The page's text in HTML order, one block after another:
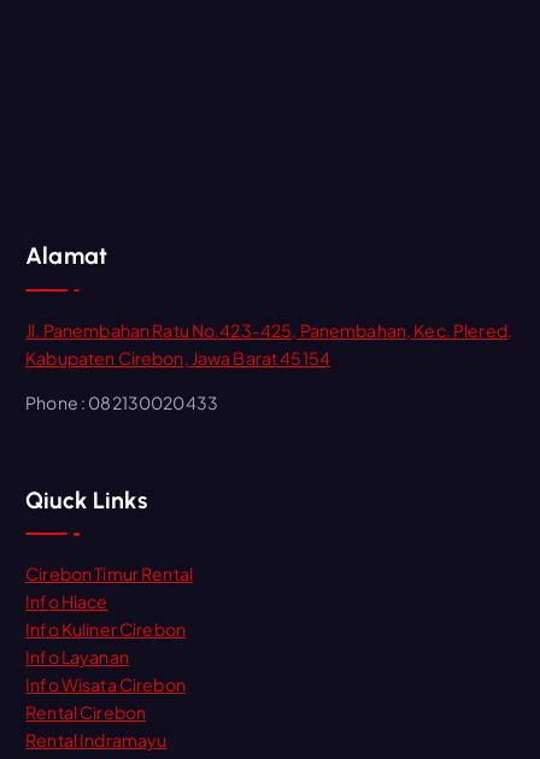
Alamat
Jl. Panembahan Ratu No.423-425, Panembahan, Kec. Plered,
Kabupaten Cirebon, Jawa Barat 45154
Phone : 082130020433
Qiuck Links
Cirebon Timur Rental
Info Hiace
Info Kuliner Cirebon
Info Layanan
Info Wisata Cirebon
Rental Cirebon
Rental Indramayu